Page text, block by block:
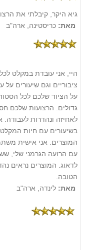
גיא היקר, קיבלתי את
מאת: כריסטינה, ארה"ב
היי, אני עובדת במקלט
ציבוריים וגם שיעורים
על הציוד שלכם לכל
גדולים. הרצועות שלכם
לאחיזה ונהדרות
בשיעורים עם חיות
המוצרים. אני אישית
לדאוג. המוצרים נראים
הטובה.
מאת: לינדה, ארה"ב